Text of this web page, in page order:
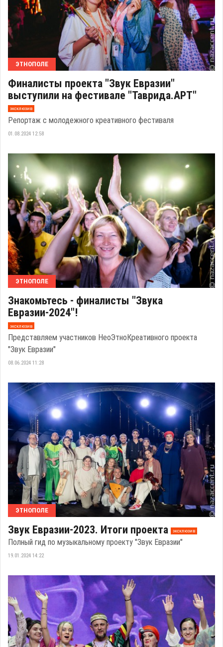
ЭТНОПОЛЕ
Финалисты проекта "Звук Евразии"
выступили на фестивале "Таврида.АРТ"
эксклюзив
Репортаж с молодежного креативного фестиваля
01.08.2024 12:58
ЭТНОПОЛЕ
Знакомьтесь - финалисты "Звука
Евразии-2024"!
эксклюзив
Представляем участников НеоЭтноКреативного проекта
"Звук Евразии"
08.06.2024 11:28
ЭТНОПОЛЕ
Звук Евразии-2023. Итоги проекта эксклюзив
Полный гид по музыкальному проекту "Звук Евразии"
19.01.2024 14:22